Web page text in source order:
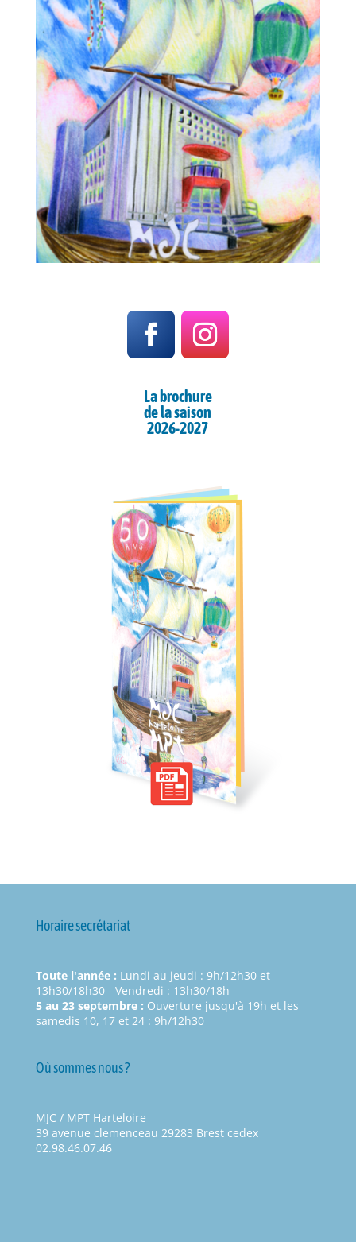
La brochure
de la saison
2026-2027
Horaire secrétariat
Toute l'année : Lundi au jeudi : 9h/12h30 et
13h30/18h30 - Vendredi : 13h30/18h
5 au 23 septembre : Ouverture jusqu'à 19h et les
samedis 10, 17 et 24 : 9h/12h30
Où sommes nous ?
MJC / MPT Harteloire
39 avenue clemenceau 29283 Brest cedex
02.98.46.07.46